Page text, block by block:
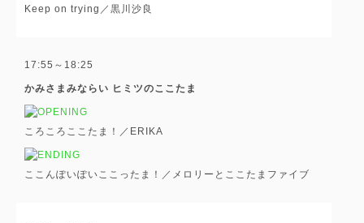
Keep on trying／黒川沙良
17:55～18:25
かみさまみならい ヒミツのここたま
ころころここたま！／ERIKA
ここんぽいぽいここったま！／メロリーとここたまファイブ